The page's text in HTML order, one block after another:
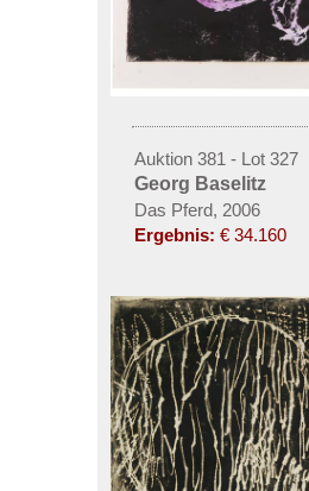
Auktion 381 - Lot 327
Georg Baselitz
Das Pferd, 2006
Ergebnis: € 34.160